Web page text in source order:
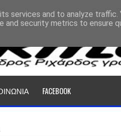
FACEBOOK
services and to analyze traffic.
and security metrics to ensure